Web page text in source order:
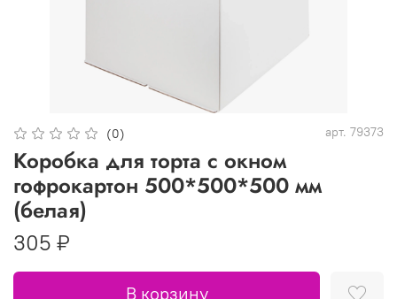
(0) арт. 79373
Коробка для торта с окном
гофрокартон 500*500*500 мм
(белая)
305 ₽
В корзину